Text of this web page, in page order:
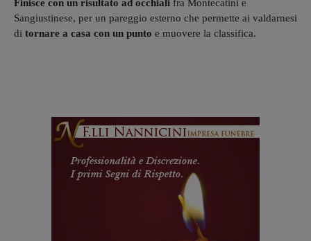
Finisce con un risultato ad occhiali fra Montecatini e
Sangiustinese, per un pareggio esterno che permette ai valdarnesi
di tornare a casa con un punto e muovere la classifica.